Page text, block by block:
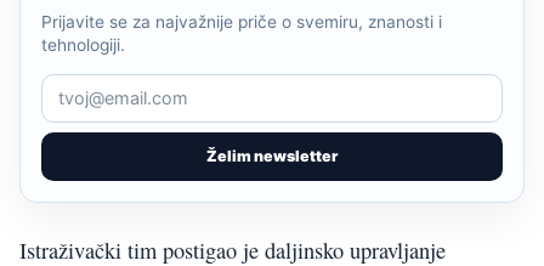
Želim newsletter
Prijavite se za najvažnije priče o svemiru, znanosti i
tehnologiji.
Istraživački tim postigao je daljinsko upravljanje